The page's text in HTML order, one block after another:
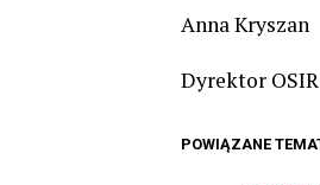
Anna Kryszan
Dyrektor OSIR
POWIĄZANE